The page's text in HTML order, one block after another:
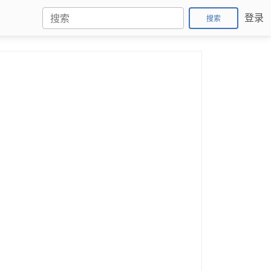
搜索 登录